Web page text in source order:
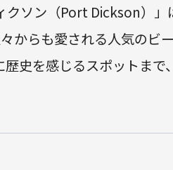
ソン（Port Dickson）」
らも愛される人気のビー
史を感じるスポットまで